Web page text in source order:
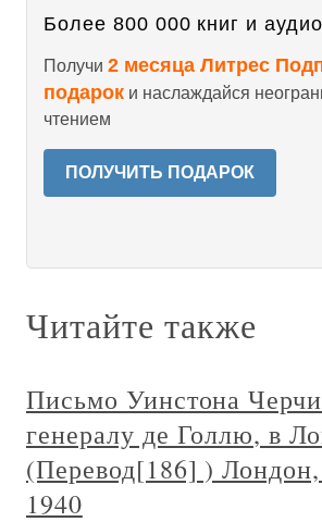
Более 800 000 книг и
Получи 2 месяца Литрес
подарок и наслаждайся
чтением
ПОЛУЧИТЬ ПОДАРОК
Читайте также
Письмо Уинстона
генералу де Голлю, в
(Перевод[186] ) Лондон,
1940